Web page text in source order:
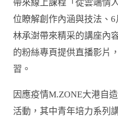
帶來線上課程「從雲端情
位瞭解創作內涵與技法、
林承澍帶來精采的講座內
的粉絲專頁提供直播影片
習。
因應疫情M.ZONE大港自
活動，其中青年培力系列